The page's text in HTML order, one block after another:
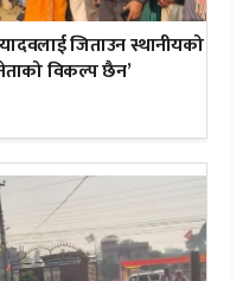
जिताउन स्थानीयको
नेताको विकल्प छैन’